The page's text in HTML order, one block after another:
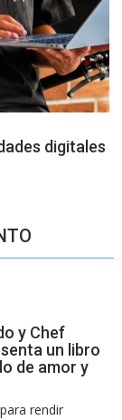
digitales
y Chef
un libro
de amor y
rendir